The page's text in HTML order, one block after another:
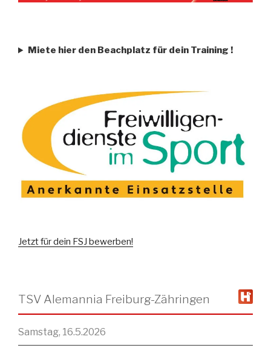
Miete hier den Beachplatz für dein Training !
Jetzt für dein FSJ bewerben!
TSV Alemannia Freiburg-Zähringen
Samstag, 16.5.2026